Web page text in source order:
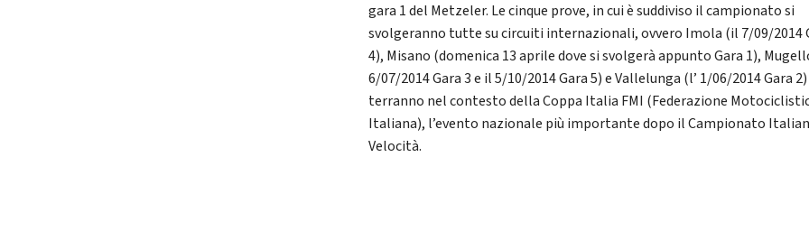
gara 1 del Metzeler. Le cinque prove, in cui è suddiviso il campionato si
svolgeranno tutte su circuiti internazionali, ovvero Imola (il 7/09/2014
4), Misano (domenica 13 aprile dove si svolgerà appunto Gara 1),
6/07/2014 Gara 3 e il 5/10/2014 Gara 5) e Vallelunga (l’ 1/06/2014 Gara 2)
terranno nel contesto della Coppa Italia FMI (Federazione
Italiana), l’evento nazionale più importante dopo il Campionato
Velocità.